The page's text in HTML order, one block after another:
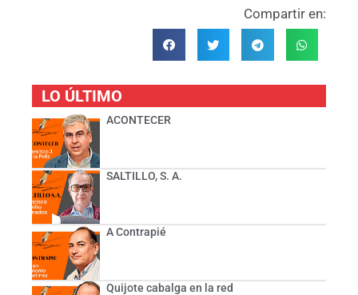
Compartir en:
LO ÚLTIMO
ACONTECER
SALTILLO, S. A.
A Contrapié
Quijote cabalga en la red